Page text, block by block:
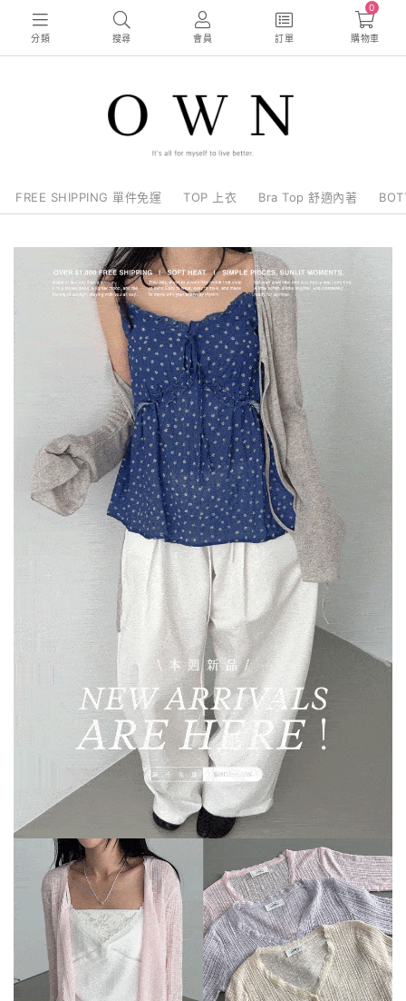
分類 搜尋 會員 訂單
0
購物車
FREE SHIPPING 單件免運 TOP 上衣 Bra Top 舒適內著